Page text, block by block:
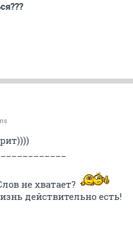
не хватает?
действительно есть!